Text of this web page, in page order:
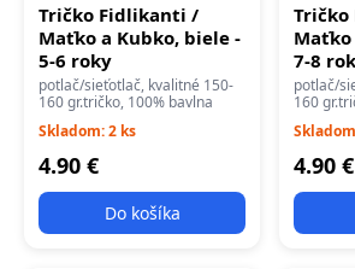
Tričko Fidlikanti /
Maťko a Kubko, biele -
5-6 roky
potlač/sieťotlač, kvalitné 150-
160 gr.tričko, 100% bavlna
Skladom: 2 ks
4.90 €
Do košíka
Maťko
7-8
potlač/
160
4.90 €